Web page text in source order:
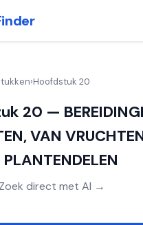
›Hoofdstuk 20
20 —
VAN
PLANTENDELEN
direct met AI →